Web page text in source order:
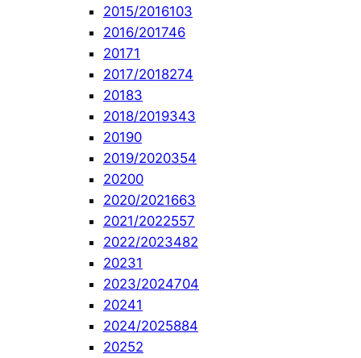
2015/2016103
2016/201746
20171
2017/2018274
20183
2018/2019343
20190
2019/2020354
20200
2020/2021663
2021/2022557
2022/2023482
20231
2023/2024704
20241
2024/2025884
20252